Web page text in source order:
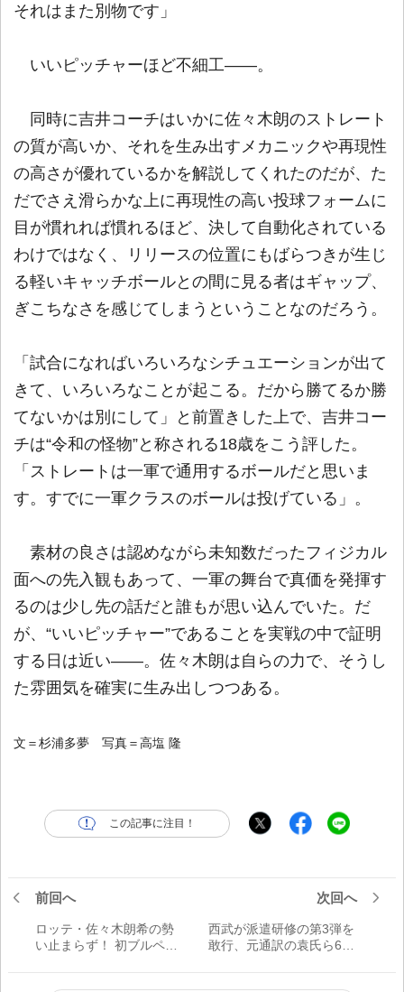
それはまた別物です」
いいピッチャーほど不細工――。
同時に吉井コーチはいかに佐々木朗のストレート
の質が高いか、それを生み出すメカニックや再現性
の高さが優れているかを解説してくれたのだが、た
だでさえ滑らかな上に再現性の高い投球フォームに
目が慣れれば慣れるほど、決して自動化されている
わけではなく、リリースの位置にもばらつきが生じ
る軽いキャッチボールとの間に見る者はギャップ、
ぎこちなさを感じてしまうということなのだろう。
「試合になればいろいろなシチュエーションが出て
きて、いろいろなことが起こる。だから勝てるか勝
てないかは別にして」と前置きした上で、吉井コー
チは“令和の怪物”と称される18歳をこう評した。
「ストレートは一軍で通用するボールだと思いま
す。すでに一軍クラスのボールは投げている」。
素材の良さは認めながら未知数だったフィジカル
面への先入観もあって、一軍の舞台で真価を発揮す
るのは少し先の話だと誰もが思い込んでいた。だ
が、“いいピッチャー”であることを実戦の中で証明
する日は近い――。佐々木朗は自らの力で、そうし
た雰囲気を確実に生み出しつつある。
文＝杉浦多夢 写真＝高塩 隆
この記事に注目！
前回へ
ロッテ・佐々木朗希の勢
い止まらず！ 初ブルペン
破！
次回へ
西武が派遣研修の第3弾を
敢行、元通訳の袁氏ら6名